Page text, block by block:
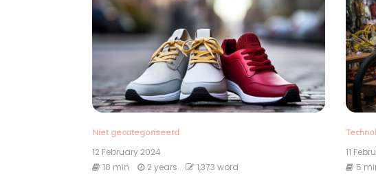
Niet gecategoriseerd
12 February 2024
10 min
2 years 1,373 word
11
5